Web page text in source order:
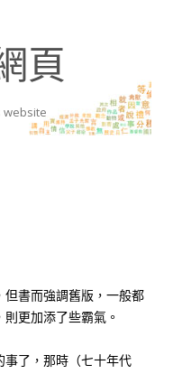
頁
website
書而強調舊版，一般都
更加添了些霸氣。
了，那時（七十年代